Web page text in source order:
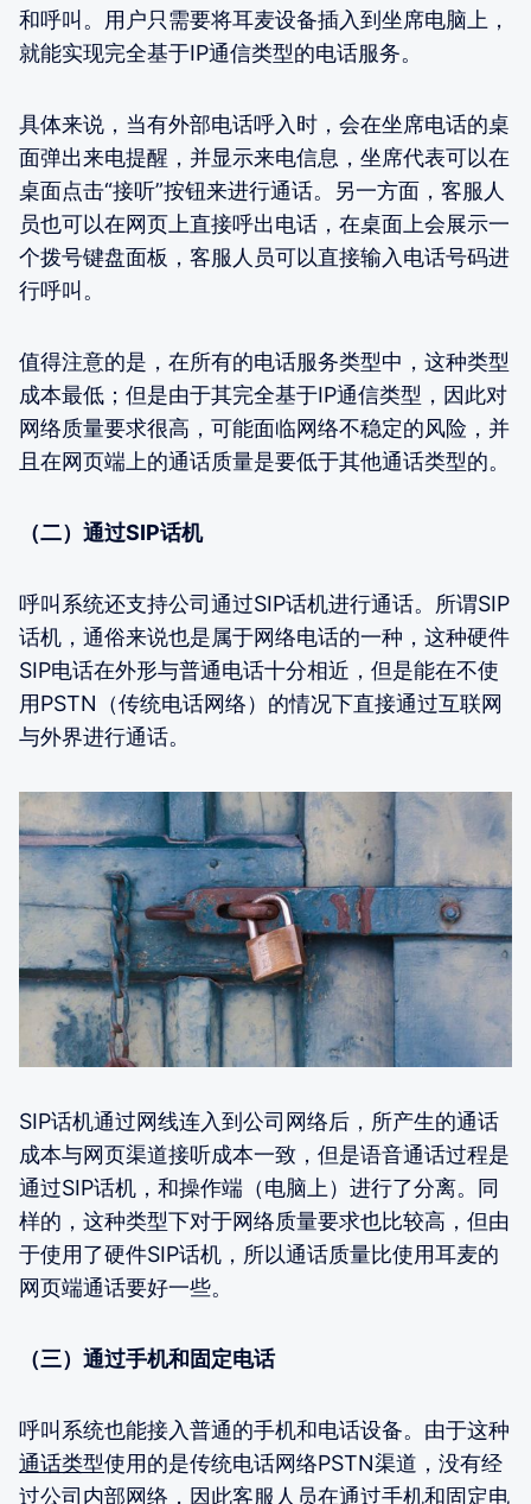
和呼叫。用户只需要将耳麦设备插入到坐席电脑上，
就能实现完全基于IP通信类型的电话服务。
具体来说，当有外部电话呼入时，会在坐席电话的桌
面弹出来电提醒，并显示来电信息，坐席代表可以在
桌面点击“接听”按钮来进行通话。另一方面，客服人
员也可以在网页上直接呼出电话，在桌面上会展示一
个拨号键盘面板，客服人员可以直接输入电话号码进
行呼叫。
值得注意的是，在所有的电话服务类型中，这种类型
成本最低；但是由于其完全基于IP通信类型，因此对
网络质量要求很高，可能面临网络不稳定的风险，并
且在网页端上的通话质量是要低于其他通话类型的。
（二）通过SIP话机
呼叫系统还支持公司通过SIP话机进行通话。所谓SIP
话机，通俗来说也是属于网络电话的一种，这种硬件
SIP电话在外形与普通电话十分相近，但是能在不使
用PSTN（传统电话网络）的情况下直接通过互联网
与外界进行通话。
SIP话机通过网线连入到公司网络后，所产生的通话
成本与网页渠道接听成本一致，但是语音通话过程是
通过SIP话机，和操作端（电脑上）进行了分离。同
样的，这种类型下对于网络质量要求也比较高，但由
于使用了硬件SIP话机，所以通话质量比使用耳麦的
网页端通话要好一些。
（三）通过手机和固定电话
呼叫系统也能接入普通的手机和电话设备。由于这种
通话类型使用的是传统电话网络PSTN渠道，没有经
过公司内部网络，因此客服人员在通过手机和固定电